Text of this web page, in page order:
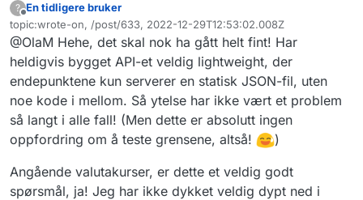
mer enn bra nok slik som dere gjør det på
deres API, men har dere dykket noe ned og
funnet ut av hvordan Nordpool fastsetter
De har jo kurser lørdager f.eks., men da er
jo valutamarkedene stengt. Det blir noen
ukjente variabler på veien som gjør det
vanskelig å finne fasiten til den endelige
fakturaen fra strømselskapet, og dermed
kan en jo lure på om det er noen øre som
forsvinner i kundens disfavør på veien.
?
Frakoblet
En tidligere bruker
topic:wrote-on, /post/633, 2022-12-29T12:53:02.008Z
Sist endret av
@OlaM Hehe, det skal nok ha gått helt fint! Har
heldigvis bygget API-et veldig lightweight, der
endepunktene kun serverer en statisk JSON-fil, uten
noe kode i mellom. Så ytelse har ikke vært et problem
så langt i alle fall! (Men dette er absolutt ingen
oppfordring om å teste grensene, altså!
)
Angående valutakurser, er dette et veldig godt
spørsmål, ja! Jeg har ikke dykket veldig dypt ned i